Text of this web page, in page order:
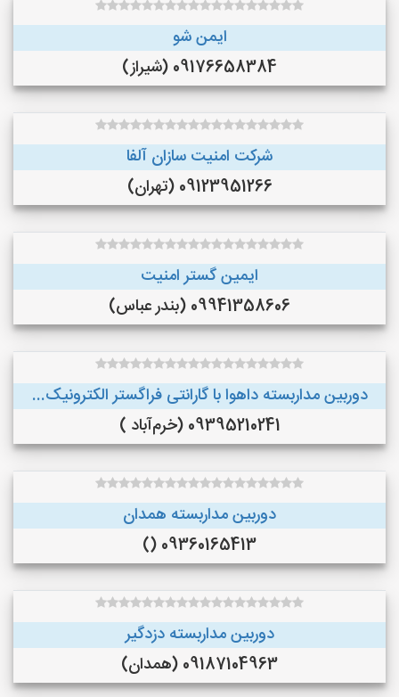
ایمن شو
09176658384 (شیراز)
شرکت امنیت سازان آلفا
09123951266 (تهران)
ایمین گستر امنیت
09941358606 (بندر عباس)
دوربین مداربسته داهوا با گارانتی فراگستر الکترونیک...
09395210241 (خرم‌آباد )
دوربین مداربسته همدان
09360165413 ()
دوربین مداربسته دزدگیر
09187104963 (همدان)